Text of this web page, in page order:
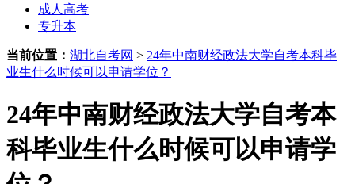
成人高考
专升本
当前位置： 湖北自考网 > 24年中南财经政法大学自考本科毕
业生什么时候可以申请学位？
24年中南财经政法大学自考本
科毕业生什么时候可以申请学